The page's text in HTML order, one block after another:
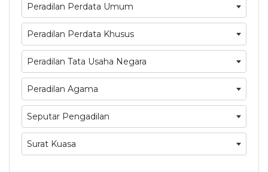
Peradilan Perdata Umum
Peradilan Perdata Khusus
Peradilan Tata Usaha Negara
Peradilan Agama
Seputar Pengadilan
Surat Kuasa